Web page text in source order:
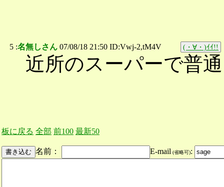
5 :名無しさん 07/08/18 21:50 ID:Vwj-2,tM4V (・∀・)ｲｲ!!
近所のスーパーで普
板に戻る 全部 前100 最新50
名前： E-mail (省略可):